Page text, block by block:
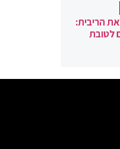
הריבית:
לטובת